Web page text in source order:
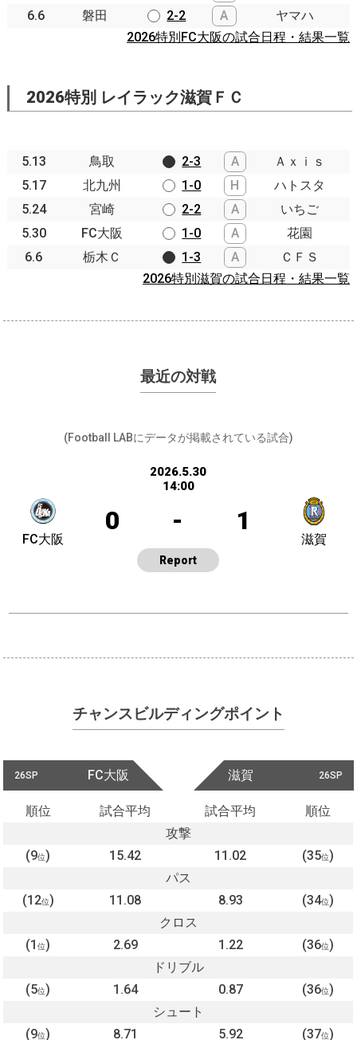
6.6
磐田 2-2 A
ヤマハ
2026特別FC大阪の試合日程・結果一覧
2026特別 レイラック滋賀ＦＣ
5.13 鳥取 2-3 A
Ａｘｉｓ
5.17
北九州 1-0 H
ハトスタ
5.24
宮崎 2-2 A
いちご
5.30
FC大阪 1-0 A
花園
6.6
栃木Ｃ 1-3 A
ＣＦＳ
2026特別滋賀の試合日程・結果一覧
最近の対戦
(Football LABにデータが掲載されている試合)
2026.5.30
14:00
0 - 1
FC大阪 滋賀
Report
チャンスビルディングポイント
26SP FC大阪 26SP
滋賀
順位 試合平均 試合平均
順位
攻撃
(9位) 15.42 11.02 (35位)
パス
(12位) 11.08 8.93 (34位)
クロス
(1位) 2.69 1.22 (36位)
ドリブル
(5位) 1.64 0.87 (36位)
シュート
(9位) 8.71 5.92 (37位)